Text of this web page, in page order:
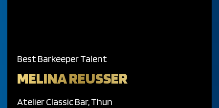
Best Barkeeper Talent
MELINA REUSSER
Atelier Classic Bar, Thun